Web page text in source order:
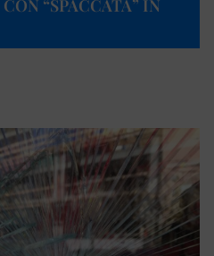
“SPACCATA” IN